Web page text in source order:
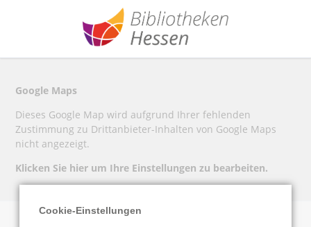
Google Maps
Dieses Google Map wird aufgrund Ihrer fehlenden
Zustimmung zu Drittanbieter-Inhalten von Google Maps
nicht angezeigt.
Klicken Sie hier um Ihre Einstellungen zu bearbeiten.
Cookie-Einstellungen